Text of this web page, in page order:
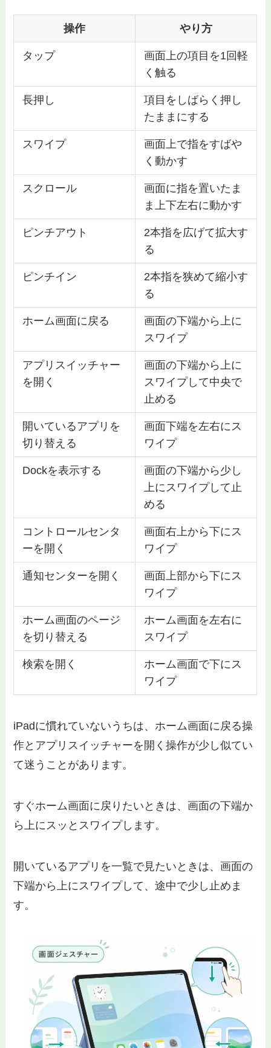
操作 やり方
タップ
画面上の項目を1回軽
く触る
長押し
項目をしばらく押し
たままにする
スワイプ
画面上で指をすばや
く動かす
スクロール
画面に指を置いたま
ま上下左右に動かす
ピンチアウト
2本指を広げて拡大す
る
ピンチイン
2本指を狭めて縮小す
る
ホーム画面に戻る
画面の下端から上に
スワイプ
アプリスイッチャー
を開く
画面の下端から上に
スワイプして中央で
止める
開いているアプリを
切り替える
画面下端を左右にス
ワイプ
Dockを表示する
画面の下端から少し
上にスワイプして止
める
コントロールセンタ
ーを開く
画面右上から下にス
ワイプ
通知センターを開く
画面上部から下にス
ワイプ
ホーム画面のページ
を切り替える
ホーム画面を左右に
スワイプ
検索を開く
ホーム画面で下にス
ワイプ
iPadに慣れていないうちは、ホーム画面に戻る操
作とアプリスイッチャーを開く操作が少し似てい
て迷うことがあります。
すぐホーム画面に戻りたいときは、画面の下端か
ら上にスッとスワイプします。
開いているアプリを一覧で見たいときは、画面の
下端から上にスワイプして、途中で少し止めま
す。